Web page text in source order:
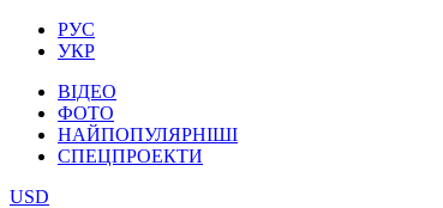
РУС
УКР
ВІДЕО
ФОТО
НАЙПОПУЛЯРНІШІ
СПЕЦПРОЕКТИ
USD